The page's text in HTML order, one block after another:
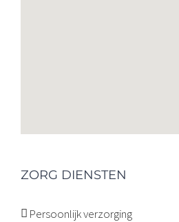
ZORG DIENSTEN
Persoonlijk verzorging